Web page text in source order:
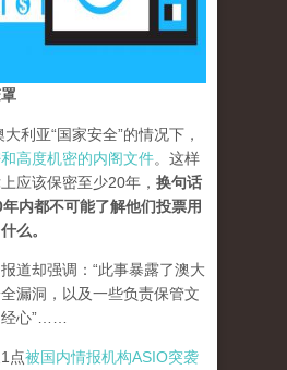
利亚“国家安全”的情况下，
高度机密的内阁文件。这样
应该保密至少20年， 换句话
内都不可能了解他们投票用
么。
道却强调：“此事暴露了澳大
漏洞，以及一些负责保管文
心”……
点被国内情报机构ASIO突袭